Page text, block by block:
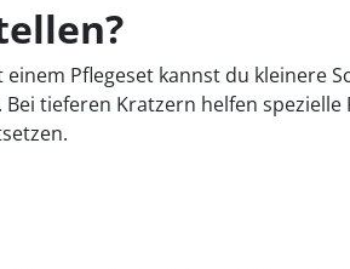
Pflegeset kannst du kleinere
tieferen Kratzern helfen